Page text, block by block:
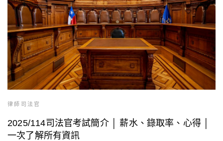
律師司法官
2025/114司法官考試簡介 │ 薪水、錄取率、心得 │
一次了解所有資訊